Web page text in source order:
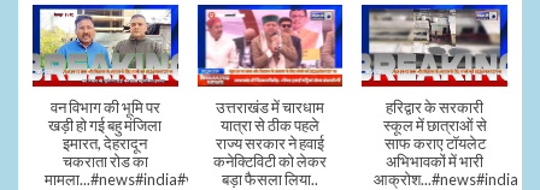
वन विभाग की भूमि पर
खड़ी हो गई बहु मंजिला
इमारत, देहरादून
चकराता रोड का
मामला...#news#india#video
उत्तराखंड में चारधाम
यात्रा से ठीक पहले
राज्य सरकार ने हवाई
कनेक्टिविटी को लेकर
बड़ा फैसला लिया..
हरिद्वार के सरकारी
स्कूल में छात्राओं से
साफ कराए टॉयलेट
अभिभावकों में भारी
आक्रोश...#news#india